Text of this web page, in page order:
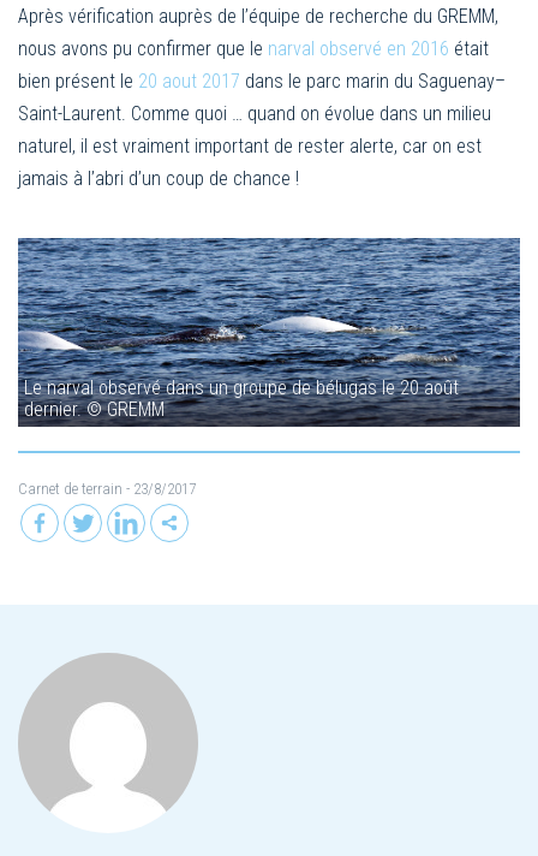
Après vérification auprès de l’équipe de recherche du GREMM,
nous avons pu confirmer que le narval observé en 2016 était
bien présent le 20 aout 2017 dans le parc marin du Saguenay–
Saint-Laurent. Comme quoi … quand on évolue dans un milieu
naturel, il est vraiment important de rester alerte, car on est
jamais à l’abri d’un coup de chance !
Le narval observé dans un groupe de bélugas le 20 août
dernier. © GREMM
Carnet de terrain - 23/8/2017